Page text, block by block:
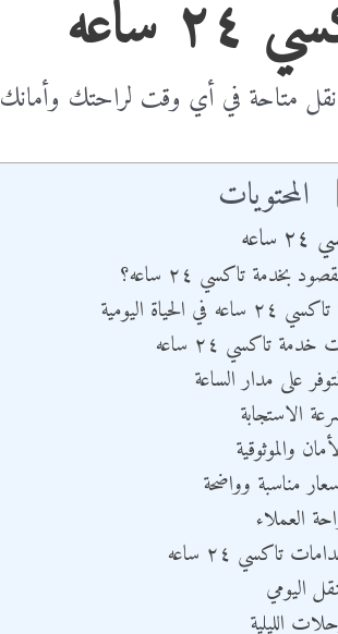
ساعه
متاحة في أي وقت لراحتك وأمانك
المحتويات
بخدمة تاكسي ٢٤ ساعه؟
في الحياة اليومية
خدمة تاكسي ٢٤ ساعه
تاكسي ٢٤ ساعه
اليومي
الليلية